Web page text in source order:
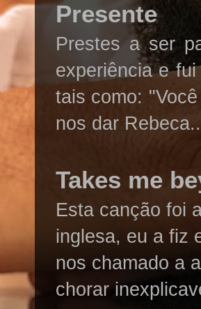
Presente
Prestes a ser
experiência e
tais como:
nos dar
Takes me
Esta canção foi
inglesa, eu a fiz
nos chamado a
chorar